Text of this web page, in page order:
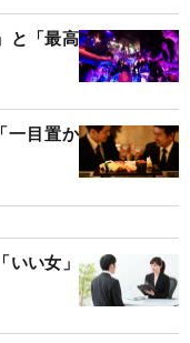
と「最高
一目置か
い女」